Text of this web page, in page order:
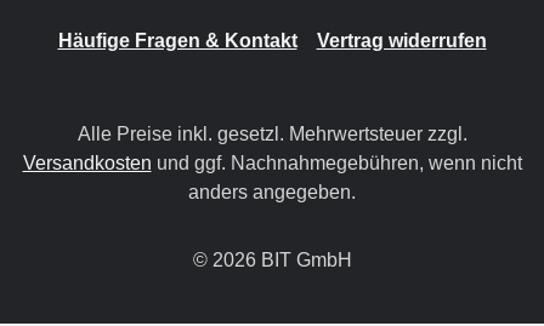
Häufige Fragen & Kontakt Vertrag widerrufen
Alle Preise inkl. gesetzl. Mehrwertsteuer zzgl.
Versandkosten und ggf. Nachnahmegebühren, wenn nicht
anders angegeben.
© 2026 BIT GmbH